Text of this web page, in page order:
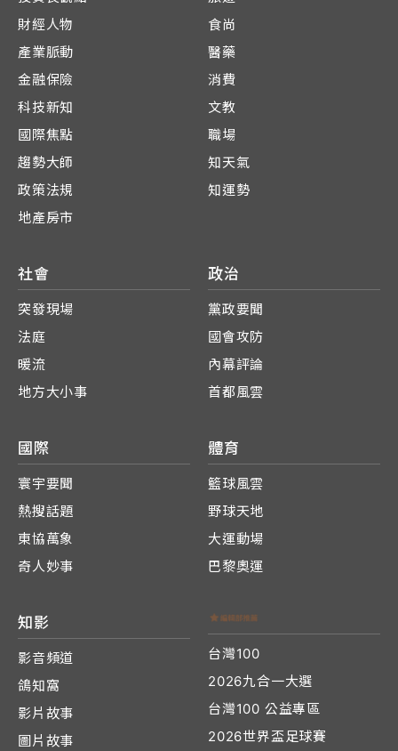
財經人物
產業脈動
金融保險
科技新知
國際焦點
趨勢大師
政策法規
地產房市
食尚
醫藥
消費
文教
職場
知天氣
知運勢
社會
突發現場
法庭
暖流
地方大小事
政治
黨政要聞
國會攻防
內幕評論
首都風雲
國際
寰宇要聞
熱搜話題
東協萬象
奇人妙事
體育
籃球風雲
野球天地
大運動場
巴黎奧運
知影
影音頻道
鴿知窩
影片故事
圖片故事
台灣100
2026九合一大選
台灣100 公益專區
2026世界盃足球賽